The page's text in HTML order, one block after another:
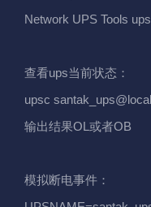
Network UPS Tools
查看ups当前状态：
upsc
输出结果OL或者OB
模拟断电事件：